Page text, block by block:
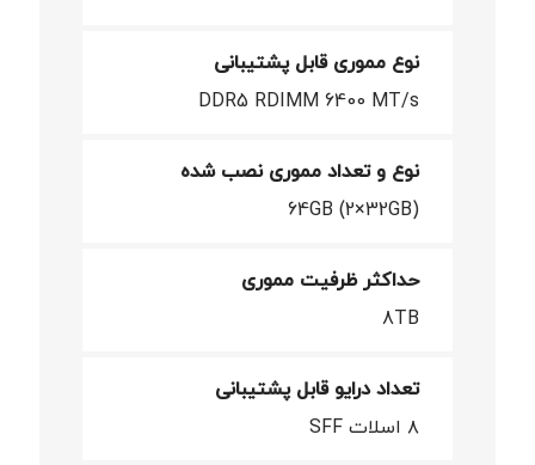
نوع مموری قابل پشتیبانی
DDR5 RDIMM 6400 MT/s
نوع و تعداد مموری نصب شده
64GB (2×32GB)
حداکثر ظرفیت مموری
8TB
تعداد درایو قابل پشتیبانی
۸ اسلات SFF